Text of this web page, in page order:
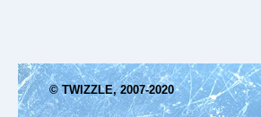
© TWIZZLE, 2007-2020